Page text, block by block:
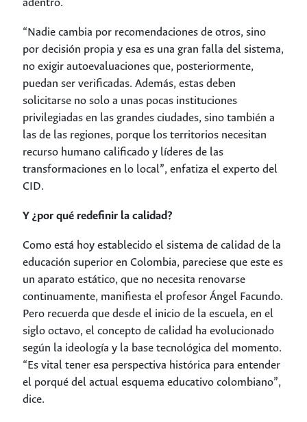
adentro.
“Nadie cambia por recomendaciones de otros, sino
por decisión propia y esa es una gran falla del sistema,
no exigir autoevaluaciones que, posteriormente,
puedan ser verificadas. Además, estas deben
solicitarse no solo a unas pocas instituciones
privilegiadas en las grandes ciudades, sino también a
las de las regiones, porque los territorios necesitan
recurso humano calificado y líderes de las
transformaciones en lo local”, enfatiza el experto del
CID.
Y ¿por qué redefinir la calidad?
Como está hoy establecido el sistema de calidad de la
educación superior en Colombia, pareciese que este es
un aparato estático, que no necesita renovarse
continuamente, manifiesta el profesor Ángel Facundo.
Pero recuerda que desde el inicio de la escuela, en el
siglo octavo, el concepto de calidad ha evolucionado
según la ideología y la base tecnológica del momento.
“Es vital tener esa perspectiva histórica para entender
el porqué del actual esquema educativo colombiano”,
dice.